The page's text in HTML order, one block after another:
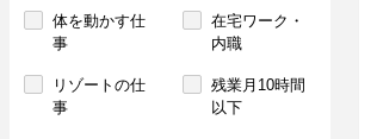
体を動かす仕
事
在宅ワーク・
内職
リゾートの仕
事
残業月10時間
以下